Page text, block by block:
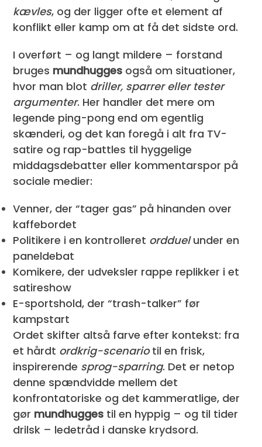
kævles, og der ligger ofte et element af
konflikt eller kamp om at få det sidste ord.
I overført – og langt mildere – forstand
bruges mundhugges også om situationer,
hvor man blot driller, sparrer eller tester
argumenter. Her handler det mere om
legende ping-pong end om egentlig
skænderi, og det kan foregå i alt fra TV-
satire og rap-battles til hyggelige
middagsdebatter eller kommentarspor på
sociale medier:
Venner, der “tager gas” på hinanden over
kaffebordet
Politikere i en kontrolleret ordduelunder en
paneldebat
Komikere, der udveksler rappe replikker i et
satireshow
E-sportshold, der “trash-talker” før
kampstart
Ordet skifter altså farve efter kontekst: fra
et hårdt ordkrig-scenariotil en frisk,
inspirerende sprog-sparring. Det er netop
denne spændvidde mellem det
konfrontatoriske og det kammeratlige, der
gør mundhugges til en hyppig – og til tider
drilsk – ledetråd i danske krydsord.